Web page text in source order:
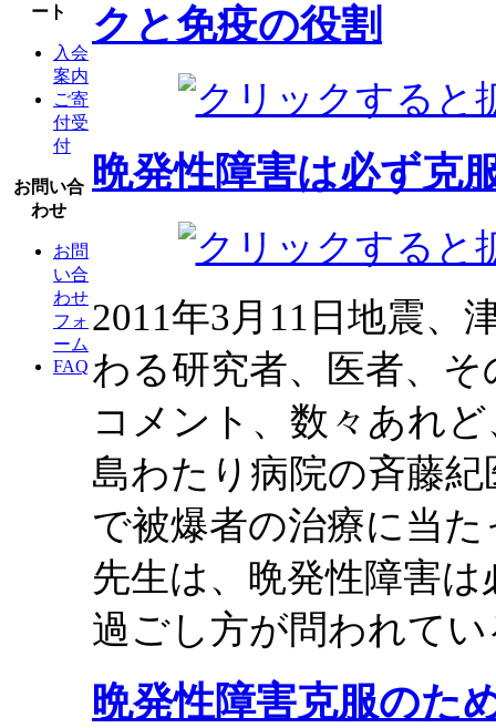
ート
入会
案内
ご寄
付受
付
お問い合
わせ
お問
い合
わせ
フォ
ーム
FAQ
クと免疫の役割
晩発性障害は必ず克
2011年3月11日地震、
わる研究者、医者、
コメント、数々あれ
島わたり病院の斉藤
で被爆者の治療に当
先生は、晩発性障害
過ごし方が問われて
晩発性障害克服のた